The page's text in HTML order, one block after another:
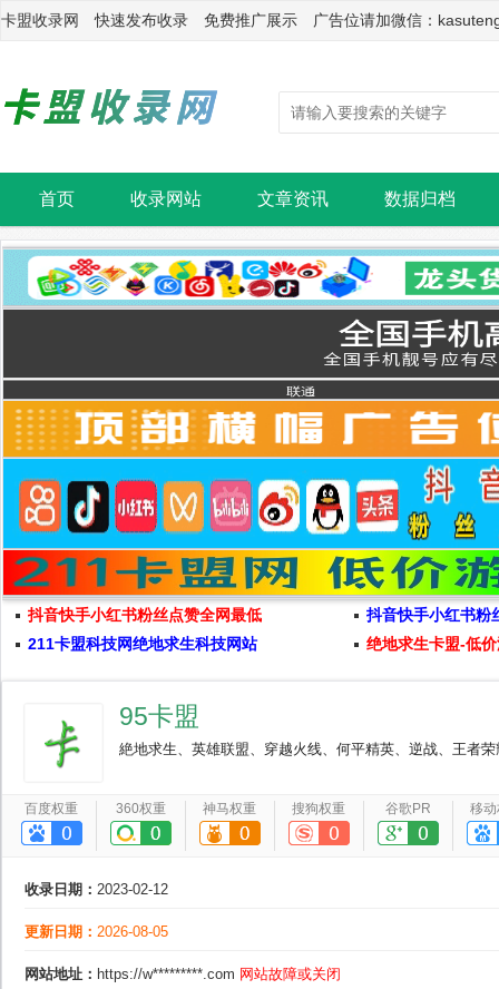
卡盟收录网 快速发布收录 免费推广展示 广告位请加微信：
首页 收录网站 文章资讯 数据归档
抖音快手小红书粉丝点赞全网最低
抖音快手小红书粉
211卡盟科技网绝地求生科技网站
绝地求生卡盟-低
95卡盟
絶地求生、英雄联盟、穿越火线、何平精英、逆战、王者
百度权重 360权重 神马权重 搜狗权重 谷歌PR 移
收录日期： 2023-02-12
更新日期： 2026-08-05
网站地址： https://w*********.com 网站故障或关闭